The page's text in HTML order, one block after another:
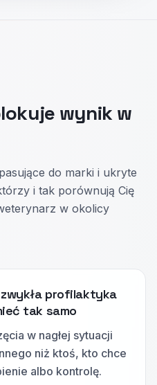
wynik w
do marki i ukryte
i tak porównują Cię
w okolicy
profilaktyka
tak samo
w nagłej sytuacji
niż ktoś, kto chce
albo kontrolę.